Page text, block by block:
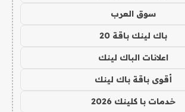
سوق العرب
باك لينك باقة 20
اعلانات الباك لينك
أقوى باقة باك لينك
خدمات با كلينك 2026